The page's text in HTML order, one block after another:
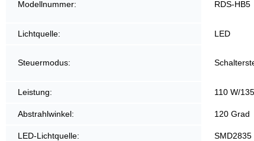
Modellnummer: RDS-HB5
Lichtquelle: LED
Steuermodus:
Leistung: 110 W/
Abstrahlwinkel: 120 Grad
LED-Lichtquelle: SMD2835